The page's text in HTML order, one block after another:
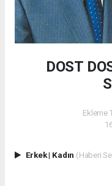
DOST
Ekleme
Erkek| Kadın (Haberi